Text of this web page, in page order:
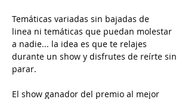
Temáticas variadas sin bajadas de
linea ni temáticas que puedan molestar
a nadie... la idea es que te relajes
durante un show y disfrutes de reírte sin
parar.
El show ganador del premio al mejor